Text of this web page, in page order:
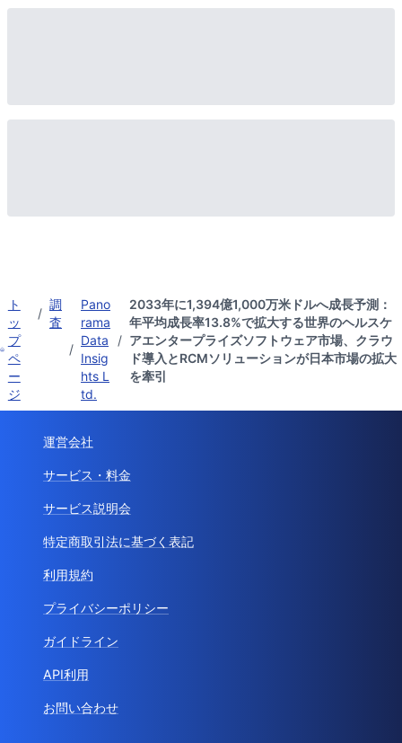
ト
ッ
プ
ペ
ー
ジ
/
調
査
/
Pano
rama
Data
Insig
hts L
td.
/
2033年に1,394億1,000万米ドルへ成長予測：
年平均成長率13.8%で拡大する世界のヘルスケ
アエンタープライズソフトウェア市場、クラウ
ド導入とRCMソリューションが日本市場の拡大
を牽引
運営会社
サービス・料金
サービス説明会
特定商取引法に基づく表記
利用規約
プライバシーポリシー
ガイドライン
API利用
お問い合わせ